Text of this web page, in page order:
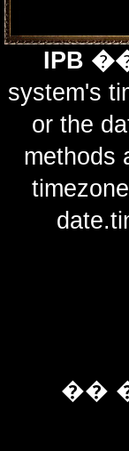
IPB
system's
or the
methods
��